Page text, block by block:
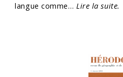
langue comme…Lire la suite.